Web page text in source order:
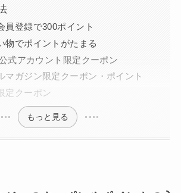
員登録で300ポイント
物でポイントがたまる
式アカウント限定クーポン
マガジン限定クーポン・ポイント
定クーポン
もっと見る